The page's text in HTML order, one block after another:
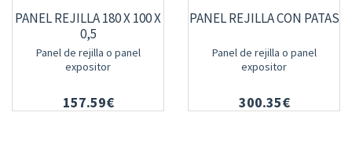
PANEL REJILLA 180 X 100 X
0,5
Panel de rejilla o panel
expositor
157.59€
PANEL REJILLA CON PATAS
Panel de rejilla o panel
expositor
300.35€